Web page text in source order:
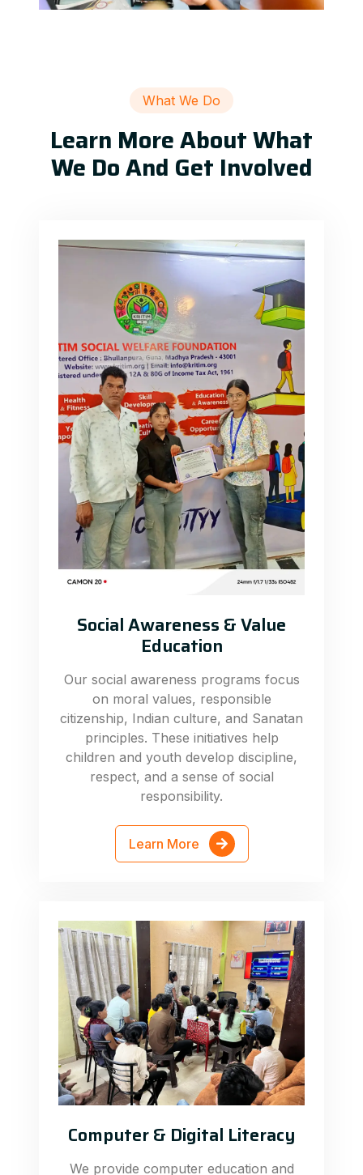
What We Do
Learn More About What
We Do And Get Involved
Social Awareness & Value
Education
Our social awareness programs focus
on moral values, responsible
citizenship, Indian culture, and Sanatan
principles. These initiatives help
children and youth develop discipline,
respect, and a sense of social
responsibility.
Learn More
Computer & Digital Literacy
We provide computer education and